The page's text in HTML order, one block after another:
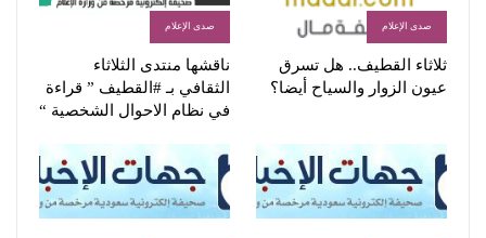
صدى الإعلام
ثلاثاء القطيف.. هل تسرق
عيون الزوار والسياح أيضا؟
صدى الإعلام
ناقشها منتدى الثلاثاء
الثقافي بـ #القطيف ” قراءة
في نظام الاحوال الشخصية “